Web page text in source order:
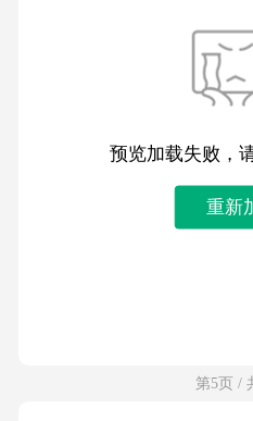
预览加载失败，
重新
第5页 /